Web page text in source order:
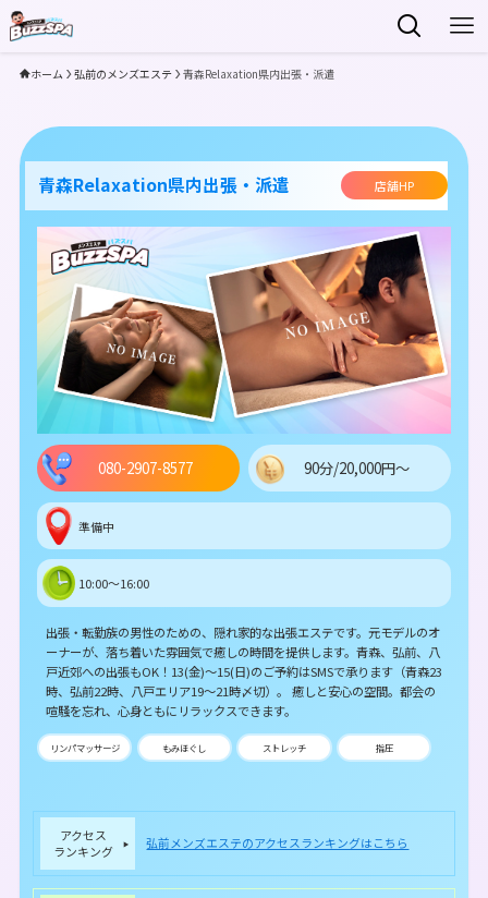
ホーム 弘前のメンズエステ 青森Relaxation県内出張・派遣
青森Relaxation県内出張・派遣 店舗HP
080-2907-8577 90分/20,000円～
準備中
10:00～16:00
出張・転勤族の男性のための、隠れ家的な出張エステです。元モデルのオ
ーナーが、落ち着いた雰囲気で癒しの時間を提供します。青森、弘前、八
戸近郊への出張もOK！13(金)～15(日)のご予約はSMSで承ります（青森23
時、弘前22時、八戸エリア19～21時〆切）。 癒しと安心の空間。都会の
喧騒を忘れ、心身ともにリラックスできます。
リンパマッサージ もみほぐし ストレッチ 指圧
アクセス
ランキング
弘前メンズエステのアクセスランキングはこちら